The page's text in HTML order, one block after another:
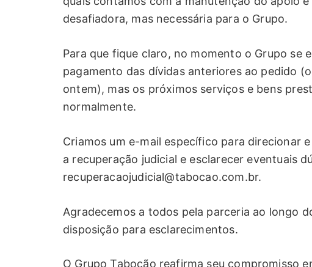
desafiadora, mas necessária para o Grupo.
Para que fique claro, no momento o Grupo se
pagamento das dívidas anteriores ao pedido
ontem), mas os próximos serviços e bens
normalmente.
Criamos um e-mail específico para direcionar
a recuperação judicial e esclarecer eventuais
recuperacaojudicial@tabocao.com.br.
Agradecemos a todos pela parceria ao longo
disposição para esclarecimentos.
O Grupo Tabocão reafirma seu compromisso